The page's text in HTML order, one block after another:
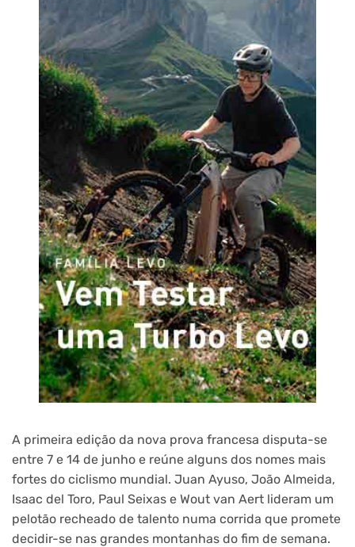
A primeira edição da nova prova francesa disputa-se
entre 7 e 14 de junho e reúne alguns dos nomes mais
fortes do ciclismo mundial. Juan Ayuso, João Almeida,
Isaac del Toro, Paul Seixas e Wout van Aert lideram um
pelotão recheado de talento numa corrida que promete
decidir-se nas grandes montanhas do fim de semana.